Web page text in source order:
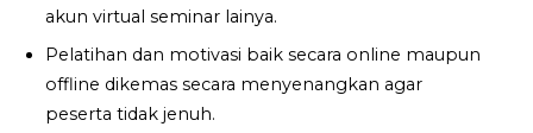
akun virtual seminar lainya.
Pelatihan dan motivasi baik secara online maupun
offline dikemas secara menyenangkan agar
peserta tidak jenuh.